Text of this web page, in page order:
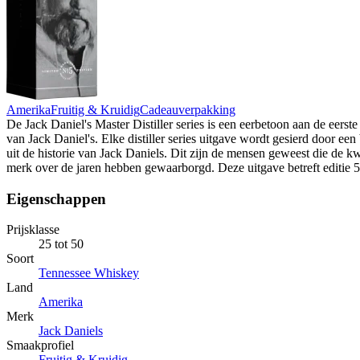
AmerikaFruitig & KruidigCadeauverpakking
De Jack Daniel's Master Distiller series is een eerbetoon aan de
van Jack Daniel's. Elke distiller series uitgave wordt gesierd door
uit de historie van Jack Daniels. Dit zijn de mensen geweest die de
merk over de jaren hebben gewaarborgd. Deze uitgave betreft editie
Eigenschappen
Prijsklasse
25 tot 50
Soort
Tennessee Whiskey
Land
Amerika
Merk
Jack Daniels
Smaakprofiel